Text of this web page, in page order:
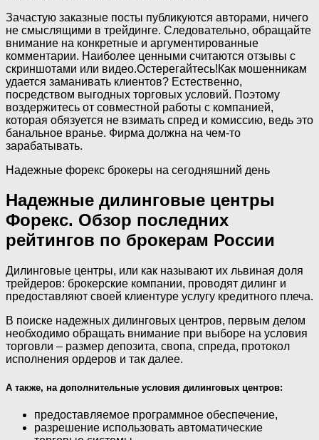
Зачастую заказные посты публикуются авторами, ничего
не смыслящими в трейдинге. Следовательно, обращайте
внимание на конкретные и аргументированные
комментарии. Наиболее ценными считаются отзывы с
скриншотами или видео.Остерегайтесь!Как мошенникам
удается заманивать клиентов? Естественно,
посредством выгодных торговых условий. Поэтому
воздержитесь от совместной работы с компанией,
которая обязуется не взимать спред и комиссию, ведь это
банальное вранье. Фирма должна на чем-то
зарабатывать.
Надежные форекс брокеры на сегодняшний день
Надежные дилинговые центры
Форекс. Обзор последних
рейтингов по брокерам России
Дилинговые центры, или как называют их львиная доля
трейдеров: брокерские компании, проводят дилинг и
предоставляют своей клиентуре услугу кредитного плеча.
В поиске надежных дилинговых центров, первым делом
необходимо обращать внимание при выборе на условия
торговли – размер депозита, свопа, спреда, протокол
исполнения ордеров и так далее.
А также, на дополнительные условия дилинговых центров:
предоставляемое программное обеспечение,
разрешение использовать автоматические